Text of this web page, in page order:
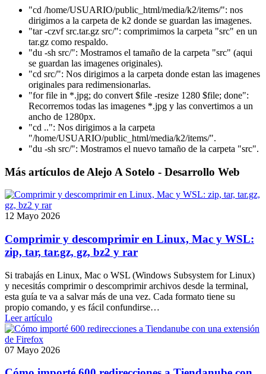
"cd /home/USUARIO/public_html/media/k2/items/": nos
dirigimos a la carpeta de k2 donde se guardan las imagenes.
"tar -czvf src.tar.gz src/": comprimimos la carpeta "src" en un
tar.gz como respaldo.
"du -sh src/": Mostramos el tamaño de la carpeta "src" (aqui
se guardan las imagenes originales).
"cd src/": Nos dirigimos a la carpeta donde estan las imagenes
originales para redimensionarlas.
"for file in *.jpg; do convert $file -resize 1280 $file; done":
Recorremos todas las imagenes *.jpg y las convertimos a un
ancho de 1280px.
"cd ..": Nos dirigimos a la carpeta
"/home/USUARIO/public_html/media/k2/items/".
"du -sh src/": Mostramos el nuevo tamaño de la carpeta "src".
Más artículos de Alejo A Sotelo - Desarrollo Web
12 Mayo 2026
Comprimir y descomprimir en Linux, Mac y WSL:
zip, tar, tar.gz, gz, bz2 y rar
Si trabajás en Linux, Mac o WSL (Windows Subsystem for Linux)
y necesitás comprimir o descomprimir archivos desde la terminal,
esta guía te va a salvar más de una vez. Cada formato tiene su
propio comando, y es fácil confundirse…
Leer artículo
07 Mayo 2026